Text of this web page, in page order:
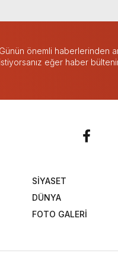
Günün önemli haberlerinden
istiyorsanız eğer haber
SİYASET
DÜNYA
FOTO GALERİ